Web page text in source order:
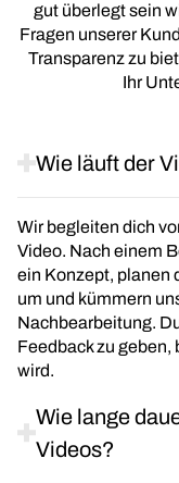
gut überlegt sein
Fragen unserer
Transparenz zu
Ihr
Wie läuft der
Wir begleiten dich
Video. Nach einem
ein Konzept, planen
um und kümmern
Nachbearbeitung.
Feedback zu geben,
wird.
Wie lange
Videos?